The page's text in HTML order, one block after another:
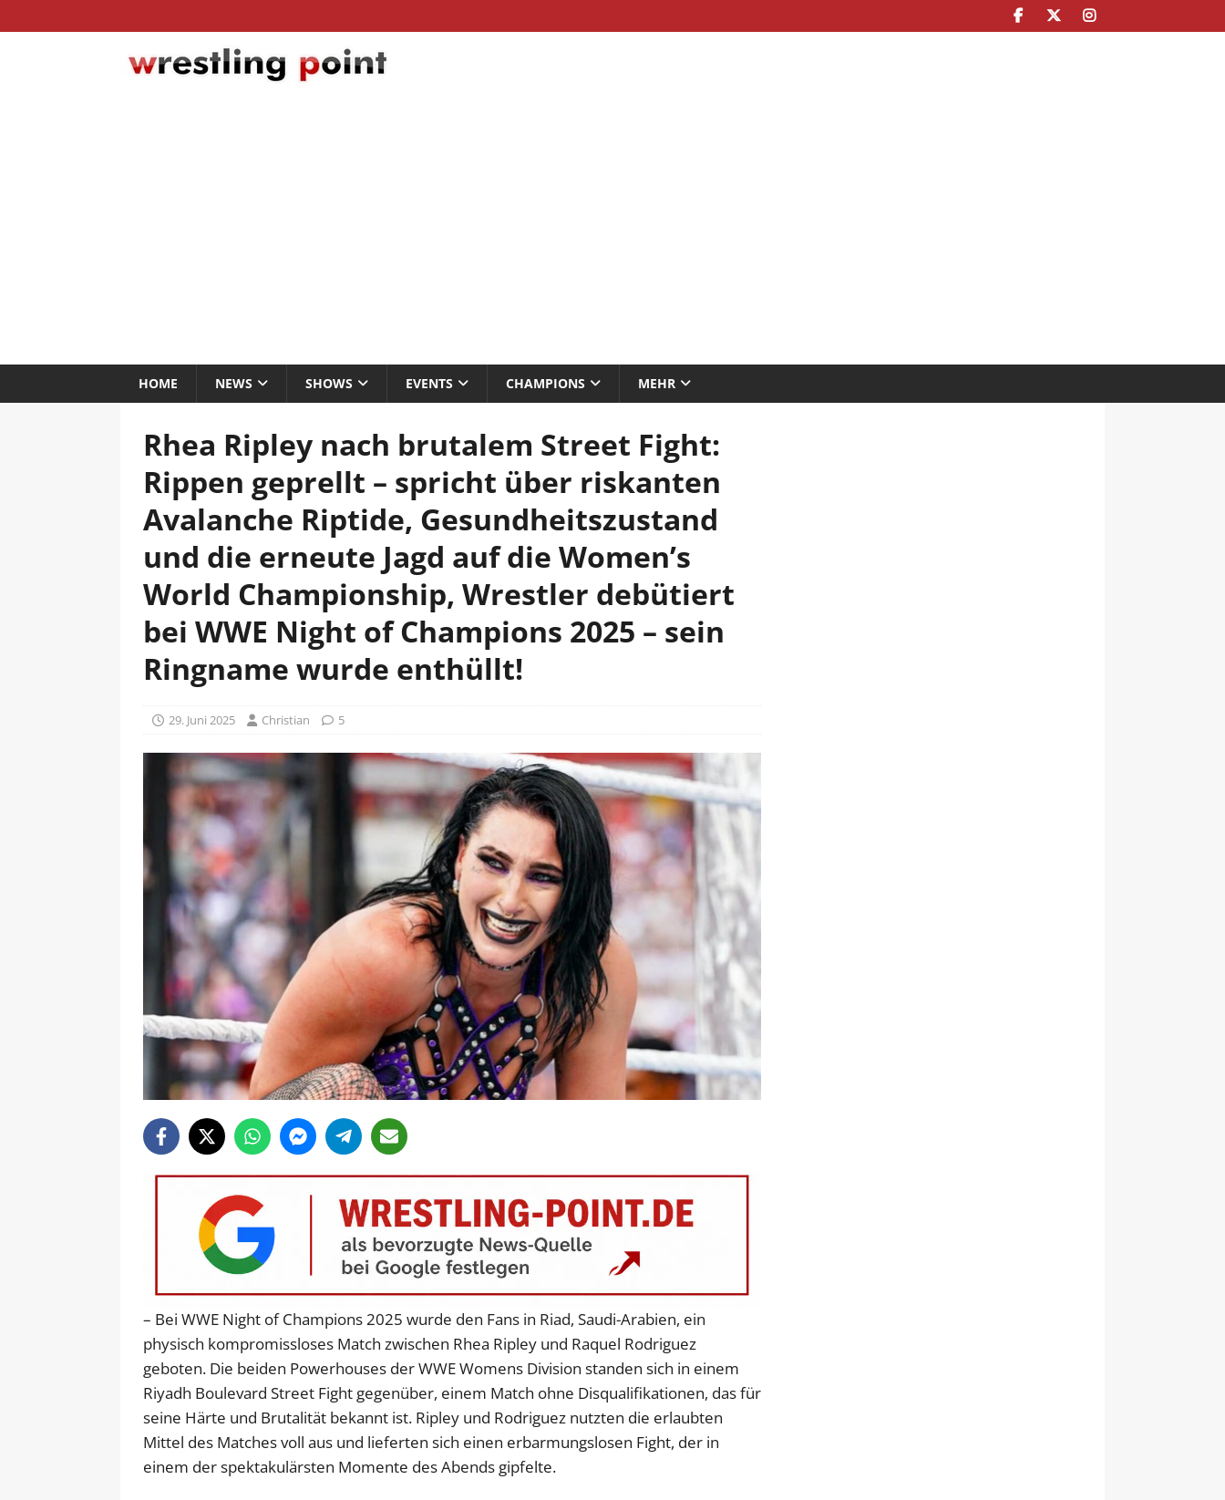
HOME NEWS SHOWS EVENTS CHAMPIONS MEHR
Rhea Ripley nach brutalem Street Fight:
Rippen geprellt – spricht über riskanten
Avalanche Riptide, Gesundheitszustand
und die erneute Jagd auf die Women’s
World Championship, Wrestler debütiert
bei WWE Night of Champions 2025 – sein
Ringname wurde enthüllt!
29. Juni 2025 Christian 5
– Bei WWE Night of Champions 2025 wurde den Fans in Riad, Saudi-Arabien, ein
physisch kompromissloses Match zwischen Rhea Ripley und Raquel Rodriguez
geboten. Die beiden Powerhouses der WWE Womens Division standen sich in einem
Riyadh Boulevard Street Fight gegenüber, einem Match ohne Disqualifikationen, das für
seine Härte und Brutalität bekannt ist. Ripley und Rodriguez nutzten die erlaubten
Mittel des Matches voll aus und lieferten sich einen erbarmungslosen Fight, der in
einem der spektakulärsten Momente des Abends gipfelte.